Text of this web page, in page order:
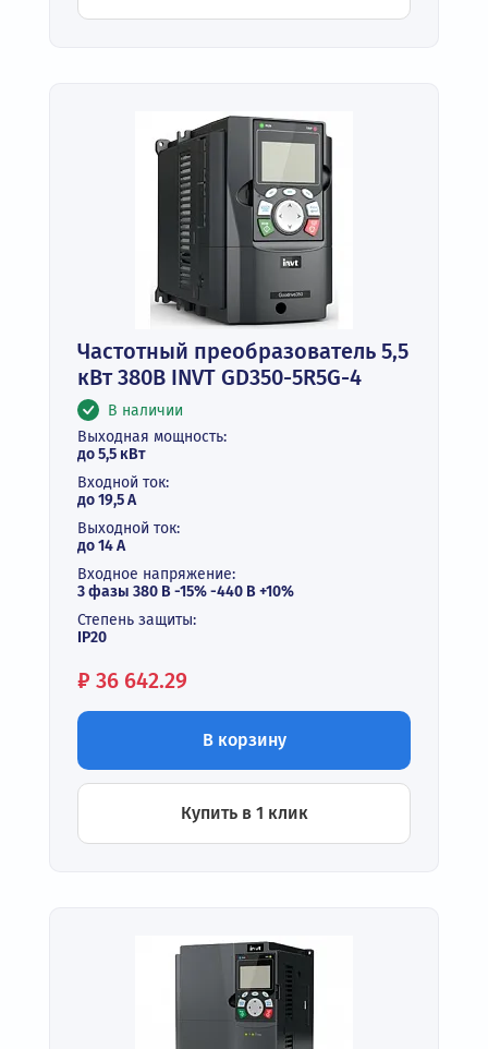
Частотный преобразователь 5,5
кВт 380В INVT GD350-5R5G-4
В наличии
Выходная мощность:
до 5,5 кВт
Входной ток:
до 19,5 А
Выходной ток:
до 14 А
Входное напряжение:
3 фазы 380 В -15% -440 В +10%
Степень защиты:
IP20
Цена:
₽ 36 642.29
В корзину
Купить в 1 клик